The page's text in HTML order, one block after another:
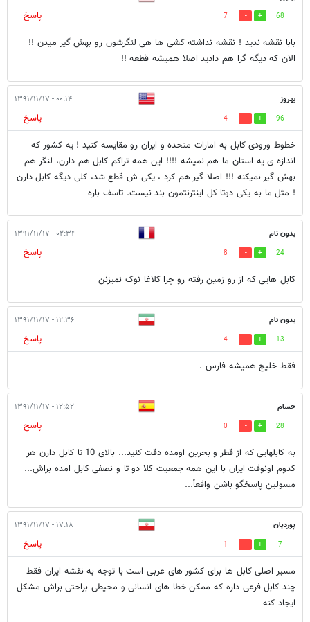
68
7
پاسخ
بابا نقشه ندید ! نقشه نداشته کشی ها هی لنگرشون رو بهش گیر میدن !!
الان که دیگه گرا هم دادید اصلا همیشه قطعه !!
بهروز ۰۰:۱۴ - ۱۳۹۱/۱۱/۱۷
96
4
پاسخ
خطوط ورودی کابل به امارات متحده و ایران رو مقایسه کنید ! یه کشور که
اندازه ی یه استان ما هم نمیشه !!!! این همه تراکم کابل هم دارن، لنگر هم
بهش گیر نمیکنه !!! اصلا گیر هم کرد ، یکی ش قطع شد، کلی دیگه کابل دارن
! مثل ما به یکی دوتا کل اینترنتمون بند نیست. تاسف باره
بدون نام ۰۲:۳۴ - ۱۳۹۱/۱۱/۱۷
24
8
پاسخ
کابل هایی که از رو زمین رفته رو چرا کلاغا نوک نمیزنن
بدون نام ۱۲:۳۶ - ۱۳۹۱/۱۱/۱۷
13
4
پاسخ
فقط خلیج همیشه فارس .
حسام ۱۲:۵۲ - ۱۳۹۱/۱۱/۱۷
28
0
پاسخ
به کابلهایی که از قطر و بحرین اومده دقت کنید... بالای 10 تا کابل دارن هر
کدوم اونوقت ایران با این همه جمعیت کلا دو تا و نصفی کابل امده براش...
مسولین پاسخگو باشن واقعاً...
پوردیان ۱۷:۱۸ - ۱۳۹۱/۱۱/۱۷
7
1
پاسخ
مسیر اصلی کابل ها برای کشور های عربی است با توجه به نقشه ایران فقط
چند کابل فرعی داره که ممکن خطا های انسانی و محیطی براحتی براش مشکل
ایجاد کنه